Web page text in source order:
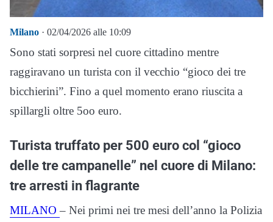
Milano · 02/04/2026 alle 10:09
Sono stati sorpresi nel cuore cittadino mentre
raggiravano un turista con il vecchio “gioco dei tre
bicchierini”. Fino a quel momento erano riuscita a
spillargli oltre 5oo euro.
Turista truffato per 500 euro col “gioco
delle tre campanelle” nel cuore di Milano:
tre arresti in flagrante
MILANO– Nei primi nei tre mesi dell’anno la Polizia